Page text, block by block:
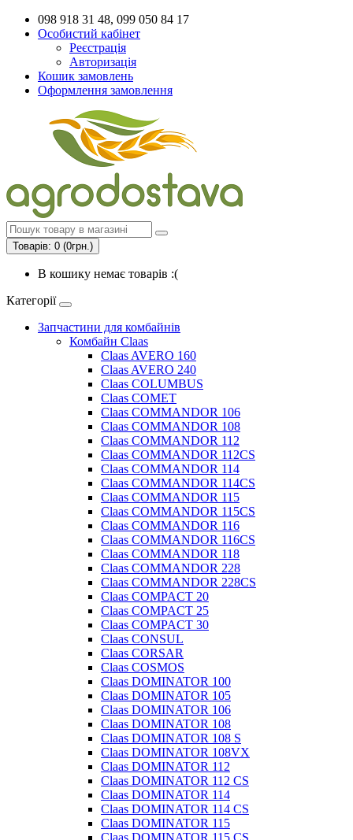
098 918 31 48, 099 050 84 17
Особистий кабінет
Реєстрація
Авторизація
Кошик замовлень
Оформлення замовлення
Товарів: 0 (0грн.)
В кошику немає товарів :(
Категорії
Запчастини для комбайнів
Комбайн Claas
Claas AVERO 160
Claas AVERO 240
Claas COLUMBUS
Claas COMET
Claas COMMANDOR 106
Claas COMMANDOR 108
Claas COMMANDOR 112
Claas COMMANDOR 112CS
Claas COMMANDOR 114
Claas COMMANDOR 114CS
Claas COMMANDOR 115
Claas COMMANDOR 115CS
Claas COMMANDOR 116
Claas COMMANDOR 116CS
Claas COMMANDOR 118
Claas COMMANDOR 228
Claas COMMANDOR 228CS
Claas COMPACT 20
Claas COMPACT 25
Claas COMPACT 30
Claas CONSUL
Claas CORSAR
Claas COSMOS
Claas DOMINATOR 100
Claas DOMINATOR 105
Claas DOMINATOR 106
Claas DOMINATOR 108
Claas DOMINATOR 108 S
Claas DOMINATOR 108VX
Claas DOMINATOR 112
Claas DOMINATOR 112 CS
Claas DOMINATOR 114
Claas DOMINATOR 114 CS
Claas DOMINATOR 115
Claas DOMINATOR 115 CS